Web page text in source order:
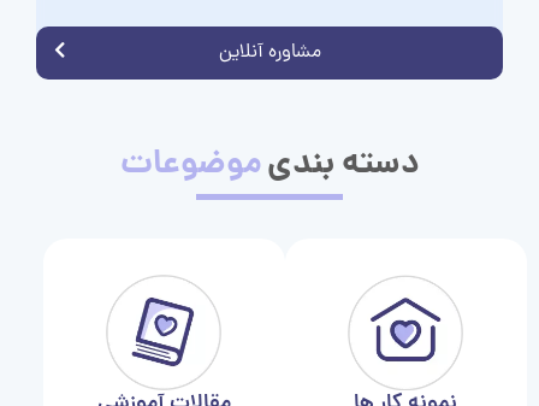
مشاوره آنلاین
دسته بندیموضوعات
نمونه کار ها مقالات آموزشی